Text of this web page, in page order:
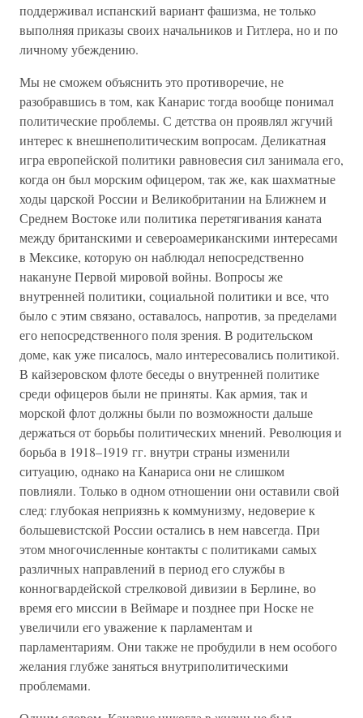
поддерживал испанский вариант фашизма, не только
выполняя приказы своих начальников и Гитлера, но и по
личному убеждению.
Мы не сможем объяснить это противоречие, не
разобравшись в том, как Канарис тогда вообще понимал
политические проблемы. С детства он проявлял жгучий
интерес к внешнеполитическим вопросам. Деликатная
игра европейской политики равновесия сил занимала его,
когда он был морским офицером, так же, как шахматные
ходы царской России и Великобритании на Ближнем и
Среднем Востоке или политика перетягивания каната
между британскими и североамериканскими интересами
в Мексике, которую он наблюдал непосредственно
накануне Первой мировой войны. Вопросы же
внутренней политики, социальной политики и все, что
было с этим связано, оставалось, напротив, за пределами
его непосредственного поля зрения. В родительском
доме, как уже писалось, мало интересовались политикой.
В кайзеровском флоте беседы о внутренней политике
среди офицеров были не приняты. Как армия, так и
морской флот должны были по возможности дальше
держаться от борьбы политических мнений. Революция и
борьба в 1918–1919 гг. внутри страны изменили
ситуацию, однако на Канариса они не слишком
повлияли. Только в одном отношении они оставили свой
след: глубокая неприязнь к коммунизму, недоверие к
большевистской России остались в нем навсегда. При
этом многочисленные контакты с политиками самых
различных направлений в период его службы в
конногвардейской стрелковой дивизии в Берлине, во
время его миссии в Веймаре и позднее при Носке не
увеличили его уважение к парламентам и
парламентариям. Они также не пробудили в нем особого
желания глубже заняться внутриполитическими
проблемами.